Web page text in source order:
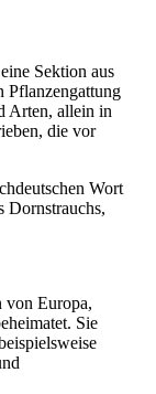
Sektion aus
Pflanzengattung
Arten, allein in
die vor
Wort
Dornstrauchs,
von Europa,
Sie